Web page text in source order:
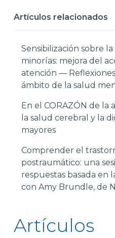
Artículos relacionados
Sensibilización sobre
minorías: mejora del
atención —
ámbito de la salud
En el CORAZÓN de la
la salud cerebral y la
mayores
Comprender el
postraumático: una
respuestas basada en
con Amy Brundle, de
Artículos